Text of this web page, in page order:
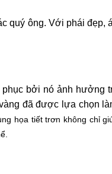
quý ông. Với phái
phục bởi nó ảnh
đã được lựa chọn
họa tiết trơn không chỉ